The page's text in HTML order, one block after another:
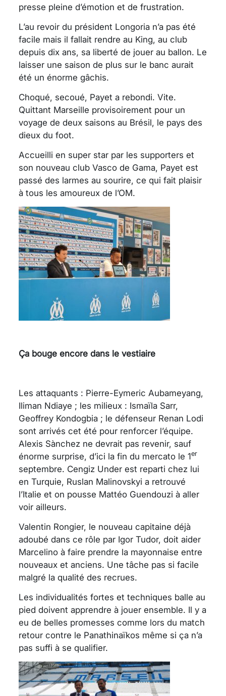
presse pleine d’émotion et de frustration.
L’au revoir du président Longoria n’a pas été
facile mais il fallait rendre au King, au club
depuis dix ans, sa liberté de jouer au ballon. Le
laisser une saison de plus sur le banc aurait
été un énorme gâchis.
Choqué, secoué, Payet a rebondi. Vite.
Quittant Marseille provisoirement pour un
voyage de deux saisons au Brésil, le pays des
dieux du foot.
Accueilli en super star par les supporters et
son nouveau club Vasco de Gama, Payet est
passé des larmes au sourire, ce qui fait plaisir
à tous les amoureux de l’OM.
Ça bouge encore dans le vestiaire
Les attaquants : Pierre-Eymeric Aubameyang,
Iliman Ndiaye ; les milieux : Ismaïla Sarr,
Geoffrey Kondogbia ; le défenseur Renan Lodi
sont arrivés cet été pour renforcer l’équipe.
Alexis Sànchez ne devrait pas revenir, sauf
énorme surprise, d’ici la fin du mercato le 1er
septembre. Cengiz Under est reparti chez lui
en Turquie, Ruslan Malinovskyi a retrouvé
l’Italie et on pousse Mattéo Guendouzi à aller
voir ailleurs.
Valentin Rongier, le nouveau capitaine déjà
adoubé dans ce rôle par Igor Tudor, doit aider
Marcelino à faire prendre la mayonnaise entre
nouveaux et anciens. Une tâche pas si facile
malgré la qualité des recrues.
Les individualités fortes et techniques balle au
pied doivent apprendre à jouer ensemble. Il y a
eu de belles promesses comme lors du match
retour contre le Panathinaïkos même si ça n’a
pas suffi à se qualifier.